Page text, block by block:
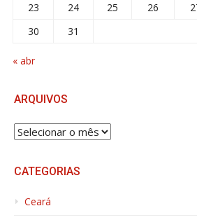
23
24 25 26
30
31
« abr
ARQUIVOS
ARQUIVOS
CATEGORIAS
Ceará